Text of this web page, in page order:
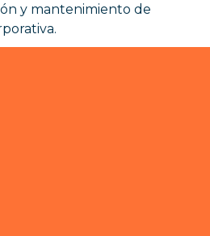
y mantenimiento de